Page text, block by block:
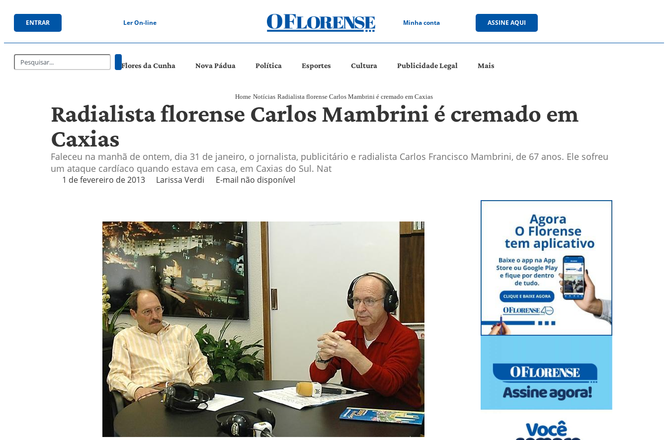
ENTRAR Ler On-line Minha conta ASSINE AQUI
Flores da Cunha Nova Pádua Política Esportes Cultura Publicidade Legal Mais
Home Notícias Radialista florense Carlos Mambrini é cremado em Caxias
Radialista florense Carlos Mambrini é cremado em
Caxias
Faleceu na manhã de ontem, dia 31 de janeiro, o jornalista, publicitário e radialista Carlos Francisco Mambrini, de 67 anos. Ele sofreu
um ataque cardíaco quando estava em casa, em Caxias do Sul. Nat
1 de fevereiro de 2013 Larissa Verdi E-mail não disponível